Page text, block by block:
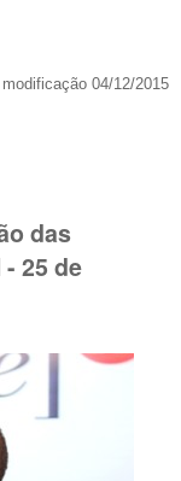
04/12/2015
das
25 de